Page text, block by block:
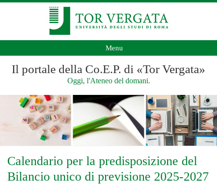
Menu
Il portale della Co.E.P. di «Tor Vergata»
Oggi, l'Ateneo del domani.
Calendario per la predisposizione del
Bilancio unico di previsione 2025-2027